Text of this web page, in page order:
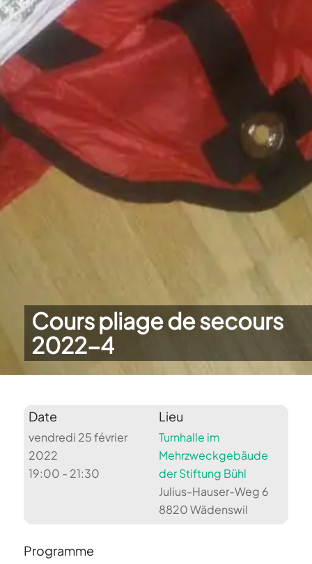
Cours pliage de secours
2022-4
Date
vendredi 25 février
2022
19:00 - 21:30
Lieu
Turnhalle im
Mehrzweckgebäude
der Stiftung Bühl
Julius-Hauser-Weg 6
8820 Wädenswil
Programme